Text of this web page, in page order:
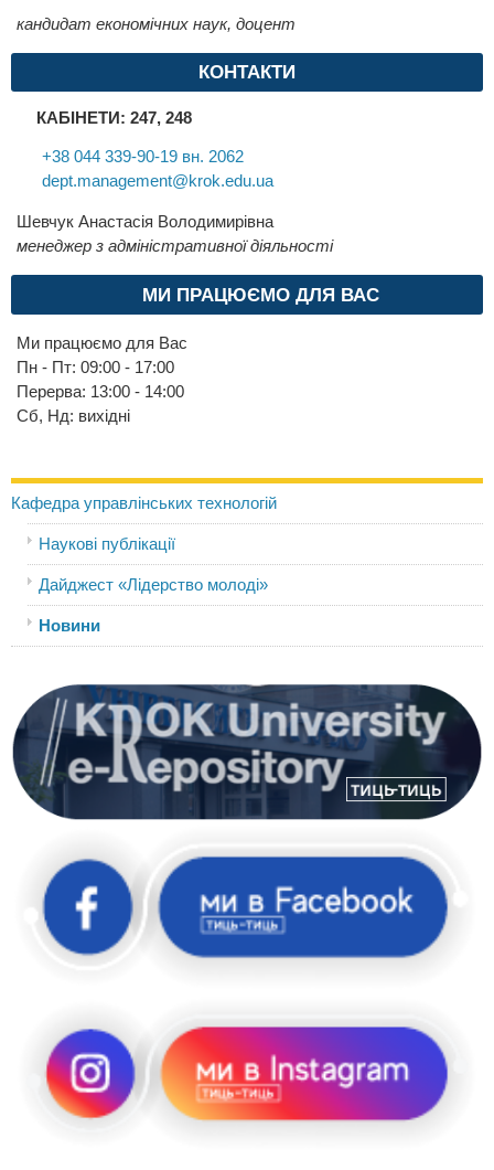
кандидат економічних наук, доцент
КОНТАКТИ
КАБІНЕТИ: 247, 248
+38 044 339-90-19 вн. 2062
dept.management@krok.edu.ua
Шевчук Анастасія Володимирівна
менеджер з адміністративної діяльності
МИ ПРАЦЮЄМО ДЛЯ ВАС
Ми працюємо для Вас
Пн - Пт: 09:00 - 17:00
Перерва: 13:00 - 14:00
Сб, Нд: вихідні
Кафедра управлінських технологій
Наукові публікації
Дайджест «Лідерство молоді»
Новини